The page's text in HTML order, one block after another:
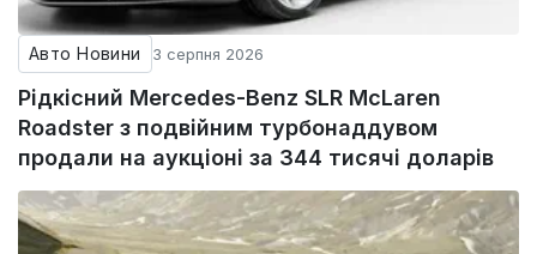
Авто Новини 3 серпня 2026
Рідкісний Mercedes-Benz SLR McLaren
Roadster з подвійним турбонаддувом
продали на аукціоні за 344 тисячі доларів